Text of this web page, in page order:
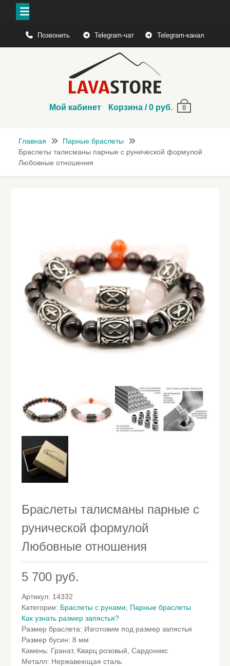
содержимому
Позвонить Telegram-чат Telegram-канал
Мой кабинет Корзина /0 руб. 0
Главная
Парные браслеты
Браслеты талисманы парные с рунической формулой
Любовные отношения
Браслеты талисманы парные с
рунической формулой
Любовные отношения
5 700 руб.
Артикул: 14332
Категории: Браслеты с рунами
Парные браслеты
Как узнать размер запястья?
Размер браслета: Изготовим под размер запястья
Размер бусин: 8 мм
Камень: Гранат, Кварц розовый, Сардоникс
Металл: Нержавеющая сталь